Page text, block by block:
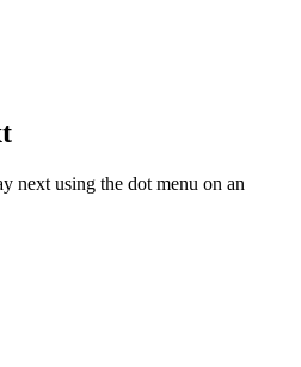
next using the dot menu on an